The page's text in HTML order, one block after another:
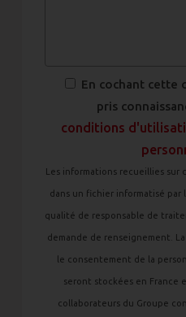
En cochant cette
pris
conditions
Les informations recueillies
dans un fichier informatisé par
qualité de responsable de
demande de renseignement.
le consentement de la
seront stockées en France
collaborateurs du Groupe